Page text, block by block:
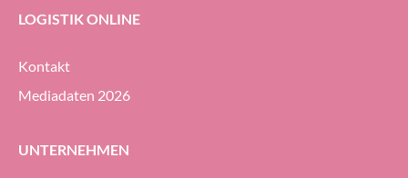
LOGISTIK ONLINE
Kontakt
Mediadaten 2026
UNTERNEHMEN